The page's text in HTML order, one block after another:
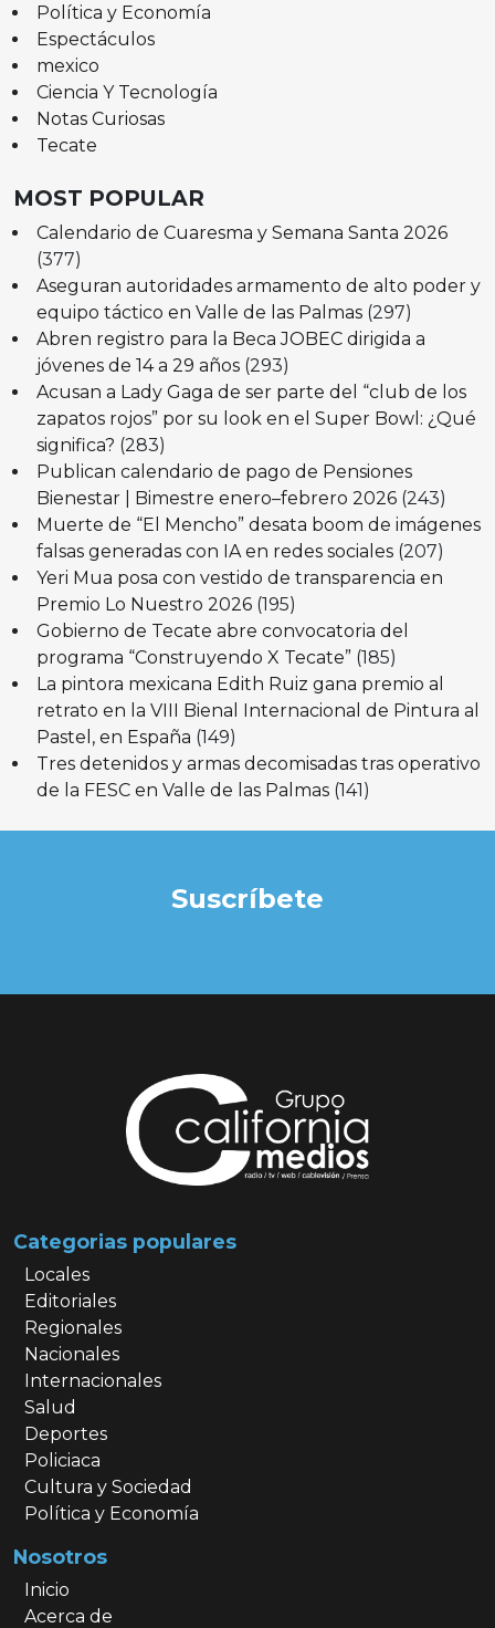
Política y Economía
Espectáculos
mexico
Ciencia Y Tecnología
Notas Curiosas
Tecate
MOST POPULAR
Calendario de Cuaresma y Semana Santa 2026
(377)
Aseguran autoridades armamento de alto poder y
equipo táctico en Valle de las Palmas (297)
Abren registro para la Beca JOBEC dirigida a
jóvenes de 14 a 29 años (293)
Acusan a Lady Gaga de ser parte del “club de los
zapatos rojos” por su look en el Super Bowl: ¿Qué
significa? (283)
Publican calendario de pago de Pensiones
Bienestar | Bimestre enero–febrero 2026 (243)
Muerte de “El Mencho” desata boom de imágenes
falsas generadas con IA en redes sociales (207)
Yeri Mua posa con vestido de transparencia en
Premio Lo Nuestro 2026 (195)
Gobierno de Tecate abre convocatoria del
programa “Construyendo X Tecate” (185)
La pintora mexicana Edith Ruiz gana premio al
retrato en la VIII Bienal Internacional de Pintura al
Pastel, en España (149)
Tres detenidos y armas decomisadas tras operativo
de la FESC en Valle de las Palmas (141)
Suscríbete
Categorias populares
Locales
Editoriales
Regionales
Nacionales
Internacionales
Salud
Deportes
Policiaca
Cultura y Sociedad
Política y Economía
Nosotros
Inicio
Acerca de